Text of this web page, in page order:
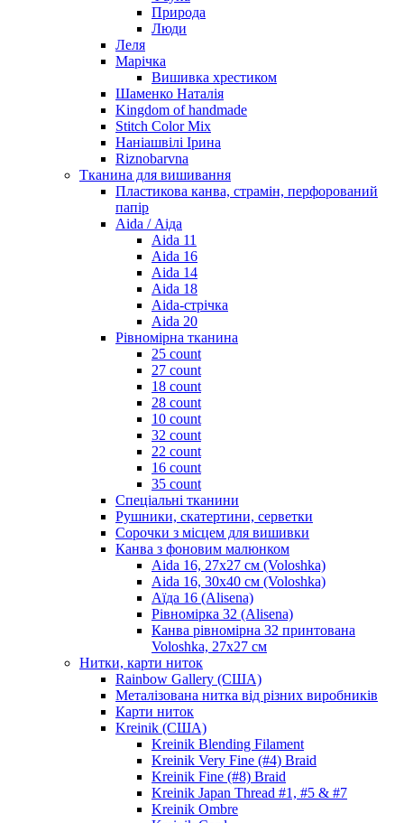
Природа
Люди
Леля
Марічка
Вишивка хрестиком
Шаменко Наталія
Kingdom of handmade
Stitch Color Mix
Наніашвілі Ірина
Riznobarvna
Тканина для вишивання
Пластикова канва, страмін, перфорований
папір
Aida / Аіда
Aida 11
Aida 16
Aida 14
Aida 18
Aida-стрічка
Aida 20
Рівномірна тканина
25 count
27 count
18 count
28 count
10 count
32 count
22 count
16 count
35 count
Спеціальні тканини
Рушники, скатертини, серветки
Сорочки з місцем для вишивки
Канва з фоновим малюнком
Aida 16, 27х27 см (Voloshka)
Aida 16, 30х40 см (Voloshka)
Аїда 16 (Alisena)
Рівномірка 32 (Alisena)
Канва рівномірна 32 принтована
Voloshka, 27х27 см
Нитки, карти ниток
Rainbow Gallery (США)
Металізована нитка від різних виробників
Карти ниток
Kreinik (США)
Kreinik Blending Filament
Kreinik Very Fine (#4) Braid
Kreinik Fine (#8) Braid
Kreinik Japan Thread #1, #5 & #7
Kreinik Ombre